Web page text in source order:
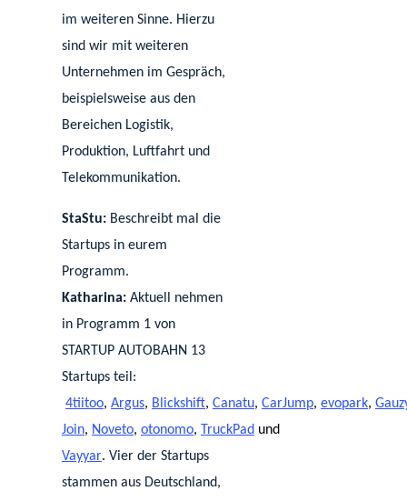
im weiteren Sinne. Hierzu
sind wir mit weiteren
Unternehmen im Gespräch,
beispielsweise aus den
Bereichen Logistik,
Produktion, Luftfahrt und
Telekommunikation.
StaStu: Beschreibt mal die
Startups in eurem
Programm.
Katharina: Aktuell nehmen
in Programm 1 von
STARTUP AUTOBAHN 13
Startups teil:
4tiitoo,Argus, Blickshift,Canatu,CarJump,evopark,
Join, Noveto,otonomo, TruckPad und
Vayyar. Vier der Startups
stammen aus Deutschland,